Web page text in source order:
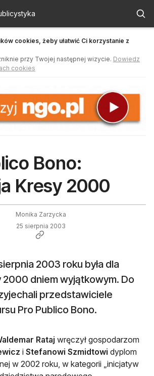
- ngo.pl
cookies, żeby ułatwić Ci korzystanie z
przy Twojej następnej wizycie. Dowiedz
cookies
Bono:
Kresy 2000
Monika Zarzycka
25 sierpnia 2003
2003 roku była dla
2000 dniem wyjątkowym. Do
przedstawiciele
Pro Publico Bono.
Rataj wręczył gospodarzom
i Stefanowi Szmidtowi dyplom
w 2002 roku, w kategorii „inicjatyw